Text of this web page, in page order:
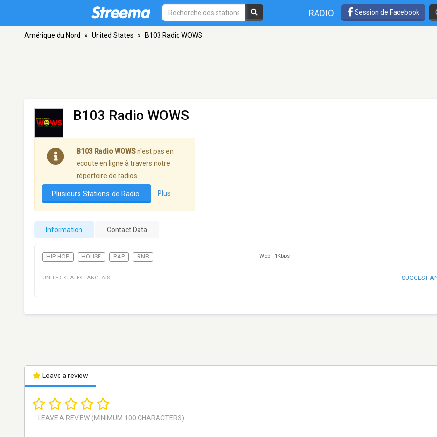
RADIO Session de Facebook
Amérique du Nord » United States » B103 Radio WOWS
B103 Radio WOWS
B103 Radio WOWSn'est pas en
écoute en ligne à travers notre
répertoire de radios
Plusieurs Stations de Radio Plus
Information Contact Data
HIP HOP HOUSE RAP RNB Web - 1Kbps
UNITED STATES · ANGLAIS SUGGEST
Leave a review